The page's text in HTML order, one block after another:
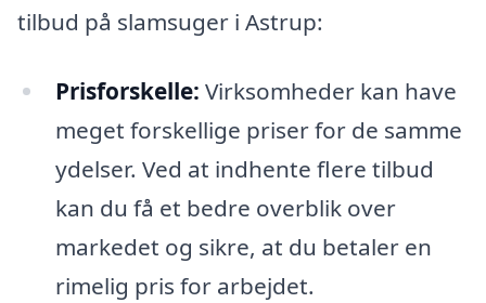
tilbud på slamsuger i Astrup:
Prisforskelle: Virksomheder kan have
meget forskellige priser for de samme
ydelser. Ved at indhente flere tilbud
kan du få et bedre overblik over
markedet og sikre, at du betaler en
rimelig pris for arbejdet.